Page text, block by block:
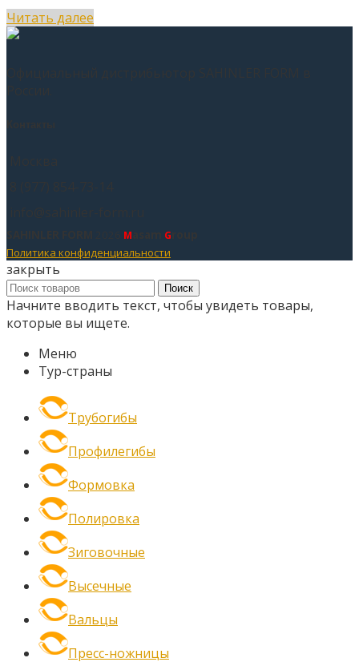
Читать далее
M G
Политика конфиденциальности
закрыть
Поиск
Начните вводить текст, чтобы увидеть товары,
которые вы ищете.
Меню
Тур-страны
Трубогибы
Профилегибы
Формовка
Полировка
Зиговочные
Высечные
Вальцы
Пресс-ножницы